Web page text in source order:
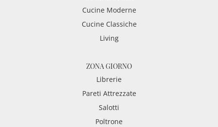
Cucine Moderne
Cucine Classiche
Living
ZONA GIORNO
Librerie
Pareti Attrezzate
Salotti
Poltrone